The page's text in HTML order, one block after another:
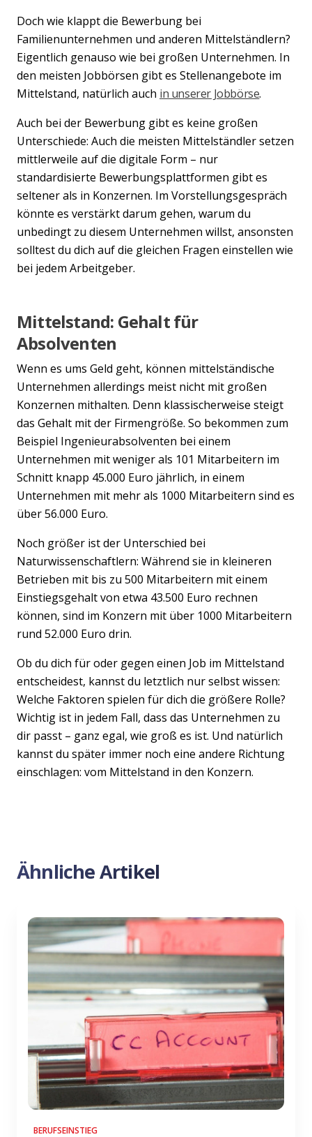
Doch wie klappt die Bewerbung bei
Familienunternehmen und anderen Mittelständlern?
Eigentlich genauso wie bei großen Unternehmen. In
den meisten Jobbörsen gibt es Stellenangebote im
Mittelstand, natürlich auch in unserer Jobbörse.
Auch bei der Bewerbung gibt es keine großen
Unterschiede: Auch die meisten Mittelständler setzen
mittlerweile auf die digitale Form – nur
standardisierte Bewerbungsplattformen gibt es
seltener als in Konzernen. Im Vorstellungsgespräch
könnte es verstärkt darum gehen, warum du
unbedingt zu diesem Unternehmen willst, ansonsten
solltest du dich auf die gleichen Fragen einstellen wie
bei jedem Arbeitgeber.
Mittelstand: Gehalt für
Absolventen
Wenn es ums Geld geht, können mittelständische
Unternehmen allerdings meist nicht mit großen
Konzernen mithalten. Denn klassischerweise steigt
das Gehalt mit der Firmengröße. So bekommen zum
Beispiel Ingenieurabsolventen bei einem
Unternehmen mit weniger als 101 Mitarbeitern im
Schnitt knapp 45.000 Euro jährlich, in einem
Unternehmen mit mehr als 1000 Mitarbeitern sind es
über 56.000 Euro.
Noch größer ist der Unterschied bei
Naturwissenschaftlern: Während sie in kleineren
Betrieben mit bis zu 500 Mitarbeitern mit einem
Einstiegsgehalt von etwa 43.500 Euro rechnen
können, sind im Konzern mit über 1000 Mitarbeitern
rund 52.000 Euro drin.
Ob du dich für oder gegen einen Job im Mittelstand
entscheidest, kannst du letztlich nur selbst wissen:
Welche Faktoren spielen für dich die größere Rolle?
Wichtig ist in jedem Fall, dass das Unternehmen zu
dir passt – ganz egal, wie groß es ist. Und natürlich
kannst du später immer noch eine andere Richtung
einschlagen: vom Mittelstand in den Konzern.
Ähnliche Artikel
BERUFSEINSTIEG